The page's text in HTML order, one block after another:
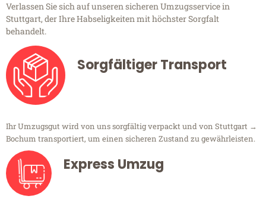
Verlassen Sie sich auf unseren sicheren Umzugsservice in
Stuttgart, der Ihre Habseligkeiten mit höchster Sorgfalt
behandelt.
Sorgfältiger Transport
Ihr Umzugsgut wird von uns sorgfältig verpackt und von Stuttgart →
Bochum transportiert, um einen sicheren Zustand zu gewährleisten.
Express Umzug